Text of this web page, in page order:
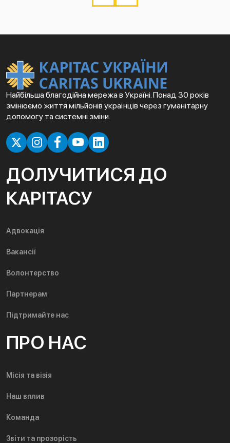
Найбільша благодійна мережа в Україні. Понад 30 років
змінюємо життя мільйонів українців через гуманітарну
допомогу та системні зміни.
ДОЛУЧИТИСЯ ДО
КАРІТАСУ
Адвокація
Вакансії
Волонтерство
Партнерам
Підтримайте нас
ПРО НАС
Місія та візія
Наш вплив
Команда
Звіти та прозорість